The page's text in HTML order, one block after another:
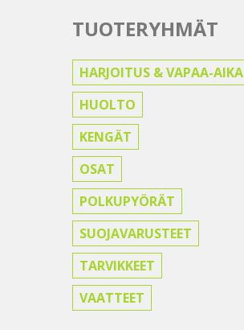
TUOTERYHMÄT
HARJOITUS & VAPAA-AIKA
HUOLTO
KENGÄT
OSAT
POLKUPYÖRÄT
SUOJAVARUSTEET
TARVIKKEET
VAATTEET